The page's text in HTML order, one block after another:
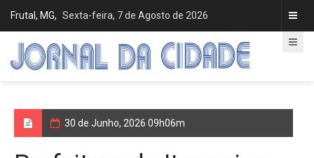
Frutal, MG, Sexta-feira, 7 de Agosto de 2026
30 de Junho, 2026 09h06m